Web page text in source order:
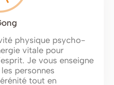
physique psycho-
vitale pour
Je vous enseigne
personnes
tout en